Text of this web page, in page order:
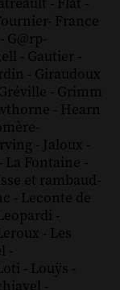
- Flat -
- France
- G@rp-
- Gautier -
- Giraudoux
- Grimm
- Hearn
-
- Jaloux -
- La Fontaine -
et rambaud-
- Leconte de
-
- Les
-
- Louÿs -